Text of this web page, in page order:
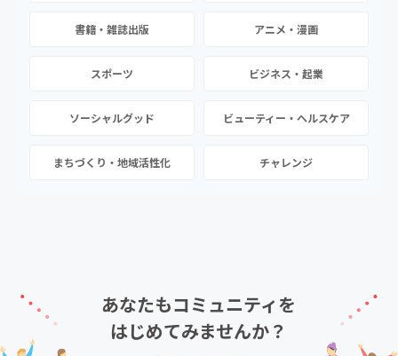
書籍・雑誌出版 アニメ・漫画
スポーツ ビジネス・起業
ソーシャルグッド ビューティー・ヘルスケア
まちづくり・地域活性化 チャレンジ
あなたもコミュニティを
はじめてみませんか？